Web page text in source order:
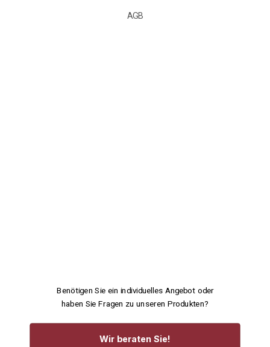
AGB
Benötigen Sie ein individuelles Angebot oder
haben Sie Fragen zu unseren Produkten?
Wir beraten Sie!